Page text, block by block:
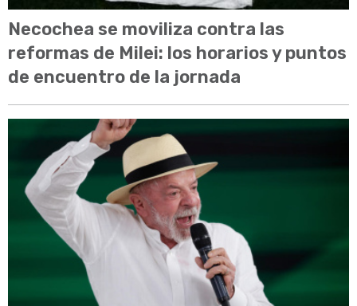
Necochea se moviliza contra las
reformas de Milei: los horarios y puntos
de encuentro de la jornada